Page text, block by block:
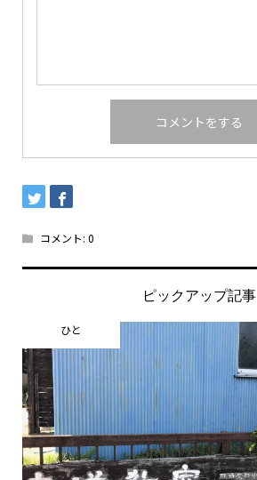
コメント: 0
ピックアップ記事
ひと